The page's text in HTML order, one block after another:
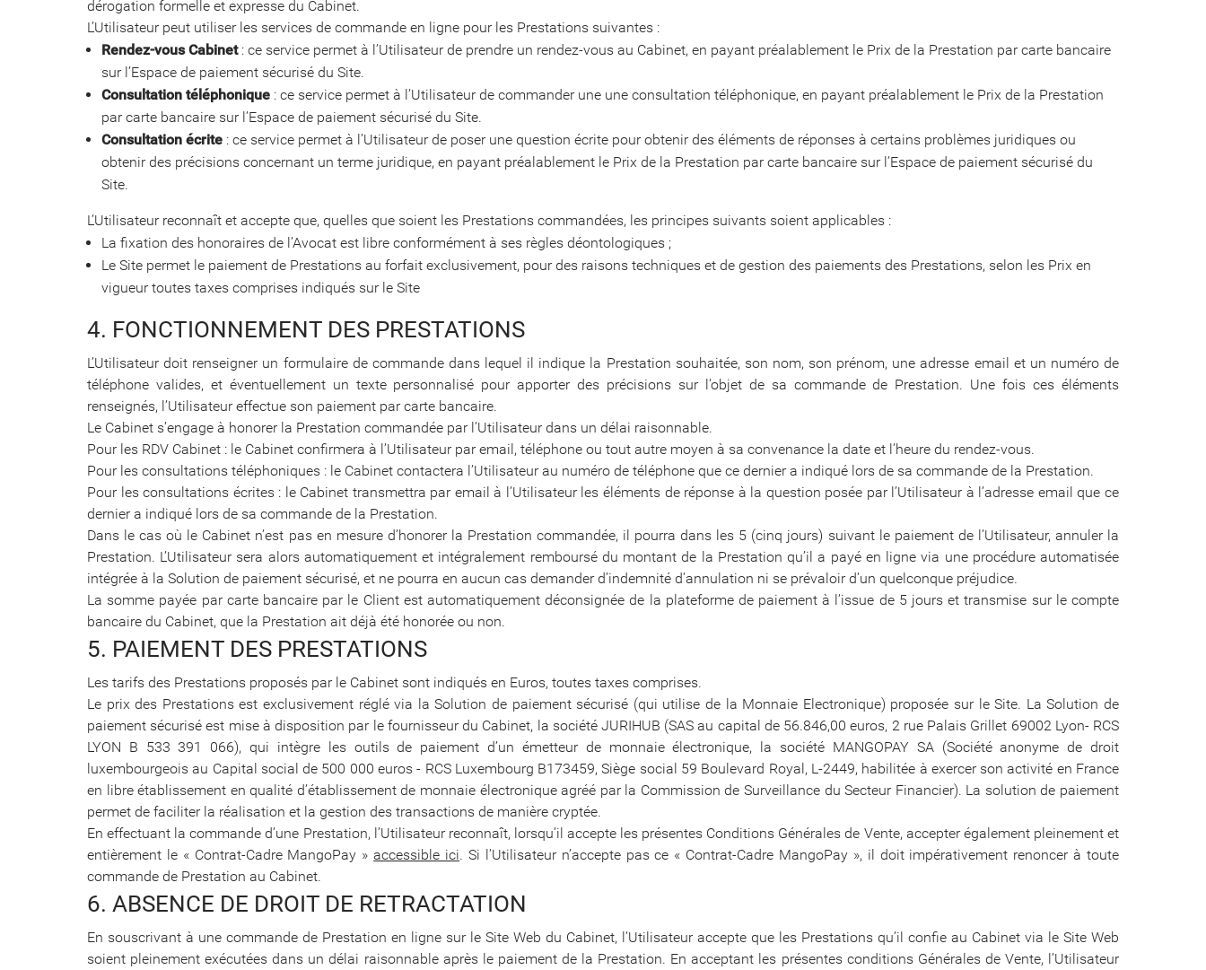
dérogation formelle et expresse du Cabinet.
L’Utilisateur peut utiliser les services de commande en ligne pour les Prestations suivantes :
Rendez-vous Cabinet: ce service permet à l’Utilisateur de prendre un rendez-vous au Cabinet, en payant préalablement le Prix de la Prestation par carte bancaire
sur l’Espace de paiement sécurisé du Site.
Consultation téléphonique : ce service permet à l’Utilisateur de commander une une consultation téléphonique, en payant préalablement le Prix de la Prestation
par carte bancaire sur l’Espace de paiement sécurisé du Site.
Consultation écrite : ce service permet à l’Utilisateur de poser une question écrite pour obtenir des éléments de réponses à certains problèmes juridiques ou
obtenir des précisions concernant un terme juridique, en payant préalablement le Prix de la Prestation par carte bancaire sur l’Espace de paiement sécurisé du
Site.
L’Utilisateur reconnaît et accepte que, quelles que soient les Prestations commandées, les principes suivants soient applicables :
La fixation des honoraires de l’Avocat est libre conformément à ses règles déontologiques ;
Le Site permet le paiement de Prestations au forfait exclusivement, pour des raisons techniques et de gestion des paiements des Prestations, selon les Prix en
vigueur toutes taxes comprises indiqués sur le Site
4. FONCTIONNEMENT DES PRESTATIONS
L’Utilisateur doit renseigner un formulaire de commande dans lequel il indique la Prestation souhaitée, son nom, son prénom, une adresse email et un numéro de
téléphone valides, et éventuellement un texte personnalisé pour apporter des précisions sur l’objet de sa commande de Prestation. Une fois ces éléments
renseignés, l’Utilisateur effectue son paiement par carte bancaire.
Le Cabinet s’engage à honorer la Prestation commandée par l’Utilisateur dans un délai raisonnable.
Pour les RDV Cabinet : le Cabinet confirmera à l’Utilisateur par email, téléphone ou tout autre moyen à sa convenance la date et l’heure du rendez-vous.
Pour les consultations téléphoniques : le Cabinet contactera l’Utilisateur au numéro de téléphone que ce dernier a indiqué lors de sa commande de la Prestation.
Pour les consultations écrites : le Cabinet transmettra par email à l’Utilisateur les éléments de réponse à la question posée par l’Utilisateur à l’adresse email que ce
dernier a indiqué lors de sa commande de la Prestation.
Dans le cas où le Cabinet n’est pas en mesure d’honorer la Prestation commandée, il pourra dans les 5 (cinq jours) suivant le paiement de l’Utilisateur, annuler la
Prestation. L’Utilisateur sera alors automatiquement et intégralement remboursé du montant de la Prestation qu’il a payé en ligne via une procédure automatisée
intégrée à la Solution de paiement sécurisé, et ne pourra en aucun cas demander d’indemnité d’annulation ni se prévaloir d’un quelconque préjudice.
La somme payée par carte bancaire par le Client est automatiquement déconsignée de la plateforme de paiement à l’issue de 5 jours et transmise sur le compte
bancaire du Cabinet, que la Prestation ait déjà été honorée ou non.
5. PAIEMENT DES PRESTATIONS
Les tarifs des Prestations proposés par le Cabinet sont indiqués en Euros, toutes taxes comprises.
Le prix des Prestations est exclusivement réglé via la Solution de paiement sécurisé (qui utilise de la Monnaie Electronique) proposée sur le Site. La Solution de
paiement sécurisé est mise à disposition par le fournisseur du Cabinet, la société JURIHUB (SAS au capital de 56.846,00 euros, 2 rue Palais Grillet 69002 Lyon- RCS
LYON B 533 391 066), qui intègre les outils de paiement d’un émetteur de monnaie électronique, la société MANGOPAY SA (Société anonyme de droit
luxembourgeois au Capital social de 500 000 euros - RCS Luxembourg B173459, Siège social 59 Boulevard Royal, L-2449, habilitée à exercer son activité en France
en libre établissement en qualité d’établissement de monnaie électronique agréé par la Commission de Surveillance du Secteur Financier). La solution de paiement
permet de faciliter la réalisation et la gestion des transactions de manière cryptée.
En effectuant la commande d’une Prestation, l’Utilisateur reconnaît, lorsqu’il accepte les présentes Conditions Générales de Vente, accepter également pleinement et
entièrement le « Contrat-Cadre MangoPay »accessible ici. Si l’Utilisateur n’accepte pas ce « Contrat-Cadre MangoPay », il doit impérativement renoncer à toute
commande de Prestation au Cabinet.
6. ABSENCE DE DROIT DE RETRACTATION
En souscrivant à une commande de Prestation en ligne sur le Site Web du Cabinet, l’Utilisateur accepte que les Prestations qu’il confie au Cabinet via le Site Web
soient pleinement exécutées dans un délai raisonnable après le paiement de la Prestation. En acceptant les présentes conditions Générales de Vente, l’Utilisateur